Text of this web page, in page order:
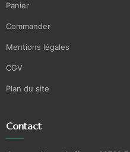
Panier
Commander
Mentions légales
CGV
Plan du site
Contact